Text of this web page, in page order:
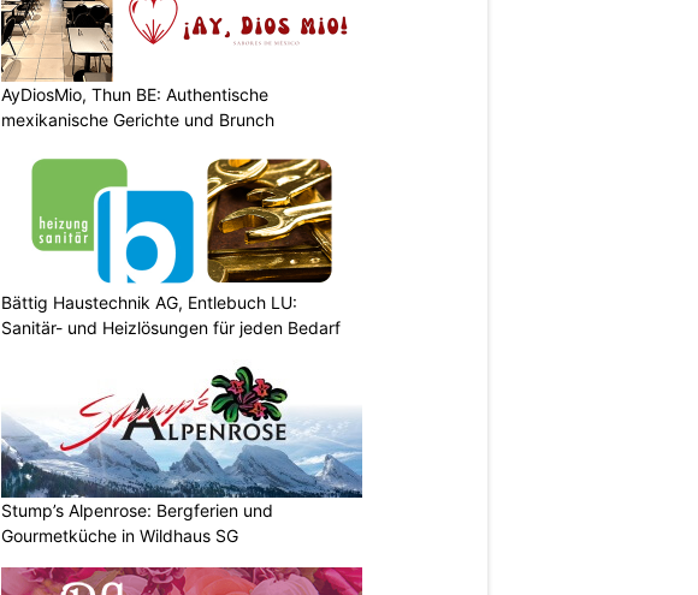
AyDiosMio, Thun BE: Authentische
mexikanische Gerichte und Brunch
Bättig Haustechnik AG, Entlebuch LU:
Sanitär- und Heizlösungen für jeden Bedarf
Stump’s Alpenrose: Bergferien und
Gourmetküche in Wildhaus SG